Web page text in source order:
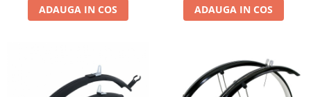
ADAUGA IN COS ADAUGA IN COS